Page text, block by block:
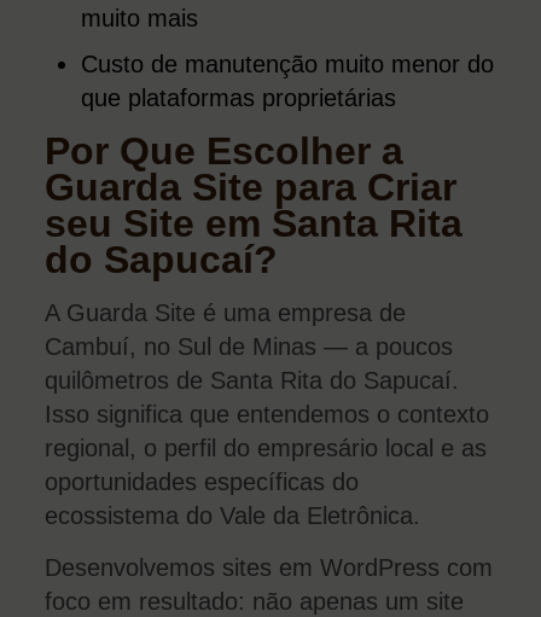
muito mais
Custo de manutenção muito menor do
que plataformas proprietárias
Por Que Escolher a
Guarda Site para Criar
seu Site em Santa Rita
do Sapucaí?
A Guarda Site é uma empresa de
Cambuí, no Sul de Minas — a poucos
quilômetros de Santa Rita do Sapucaí.
Isso significa que entendemos o contexto
regional, o perfil do empresário local e as
oportunidades específicas do
ecossistema do Vale da Eletrônica.
Desenvolvemos sites em WordPress com
foco em resultado: não apenas um site